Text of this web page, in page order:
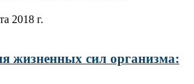
2018 г.
жизненных сил организма: